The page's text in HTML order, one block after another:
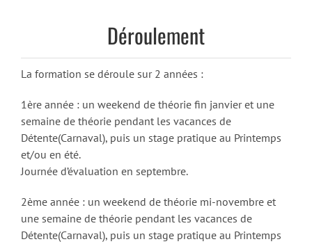
Déroulement
La formation se déroule sur 2 années :
1ère année : un weekend de théorie fin janvier et une
semaine de théorie pendant les vacances de
Détente(Carnaval), puis un stage pratique au Printemps
et/ou en été.
Journée d’évaluation en septembre.
2ème année : un weekend de théorie mi-novembre et
une semaine de théorie pendant les vacances de
Détente(Carnaval), puis un stage pratique au Printemps